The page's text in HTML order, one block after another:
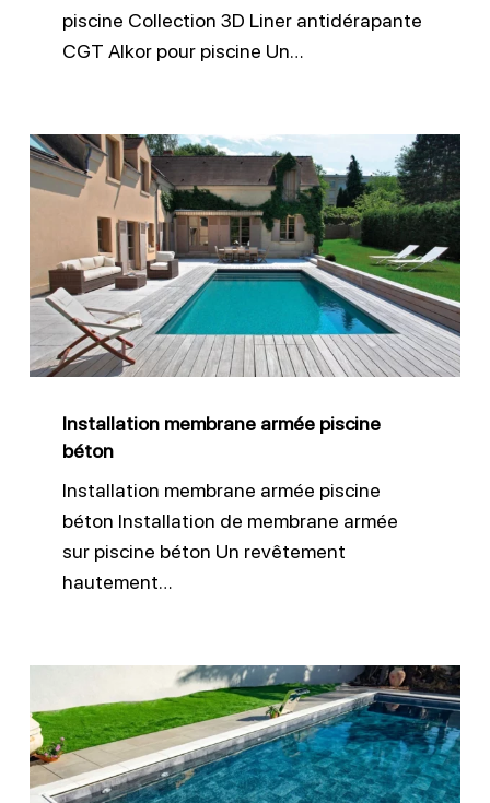
piscine Collection 3D Liner antidérapante
CGT Alkor pour piscine Un…
Installation
membrane
piscine
béton
Installation membrane armée piscine
béton
Installation membrane armée piscine
béton Installation de membrane armée
sur piscine béton Un revêtement
hautement…
sur
mesure
pour